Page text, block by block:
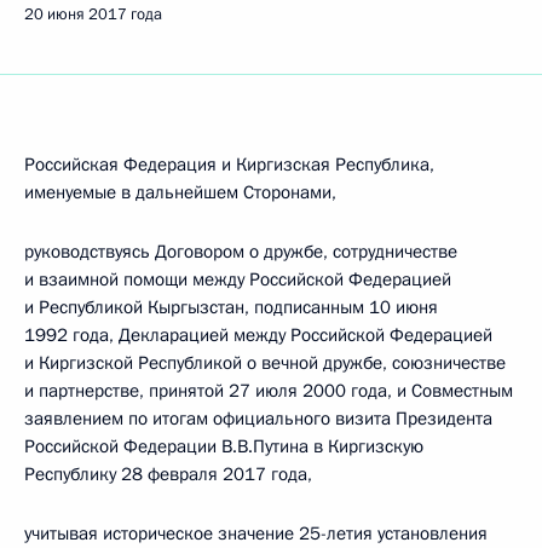
20 июня 2017 года
Российская Федерация и Киргизская Республика,
именуемые в дальнейшем Сторонами,
руководствуясь Договором о дружбе, сотрудничестве
и взаимной помощи между Российской Федерацией
и Республикой Кыргызстан, подписанным 10 июня
1992 года, Декларацией между Российской Федерацией
и Киргизской Республикой о вечной дружбе, союзничестве
и партнерстве, принятой 27 июля 2000 года, и Совместным
заявлением по итогам официального визита Президента
Российской Федерации В.В.Путина в Киргизскую
Республику 28 февраля 2017 года,
учитывая историческое значение 25-летия установления